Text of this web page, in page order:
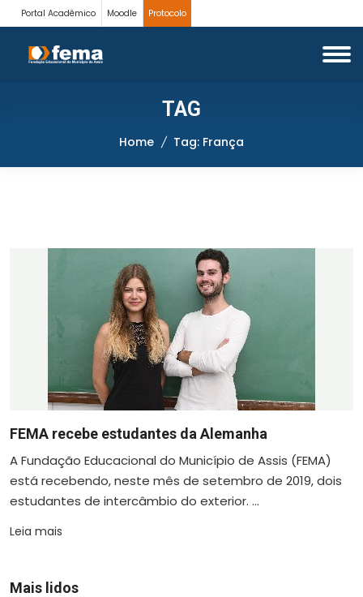
Portal Acadêmico Moodle Protocolo
TAG
Home Tag: França
FEMA recebe estudantes da Alemanha
A Fundação Educacional do Município de Assis (FEMA)
está recebendo, neste mês de setembro de 2019, dois
estudantes de intercâmbio do exterior. ...
Leia mais
Mais lidos